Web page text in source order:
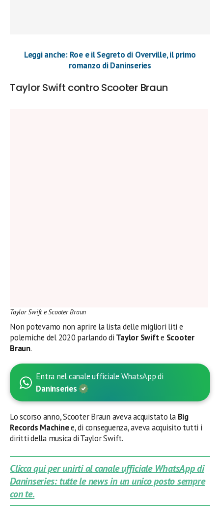
Leggi anche: Roe e il Segreto di Overville, il primo
romanzo di Daninseries
Taylor Swift contro Scooter Braun
Taylor Swift e Scooter Braun
Non potevamo non aprire la lista delle migliori liti e
polemiche del 2020 parlando di Taylor Swifte Scooter
Braun.
Entra nel canale ufficiale WhatsApp di
Daninseries
Lo scorso anno, Scooter Braun aveva acquistato la Big
Records Machinee, di conseguenza, aveva acquisito tutti i
diritti della musica di Taylor Swift.
Clicca qui per unirti al canale ufficiale WhatsApp di
Daninseries: tutte le news in un unico posto sempre
con te.